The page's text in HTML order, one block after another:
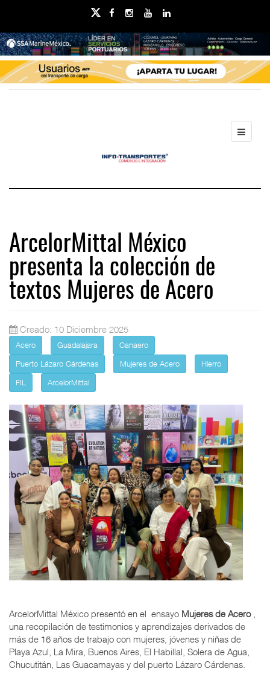
ArcelorMittal México
presenta la colección de
textos Mujeres de Acero
Creado: 10 Diciembre 2025
Acero Guadalajara
Canaero
Puerto Lázaro Cárdenas
Mujeres de Acero
Hierro
FIL
ArcelorMittal
ArcelorMittal México presentó en el ensayo Mujeres de Acero,
una recopilación de testimonios y aprendizajes derivados de
más de 16 años de trabajo con mujeres, jóvenes y niñas de
Playa Azul, La Mira, Buenos Aires, El Habillal, Solera de Agua,
Chucutitán, Las Guacamayas y del puerto Lázaro Cárdenas.